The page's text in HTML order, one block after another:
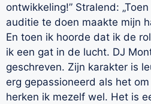
ontwikkeling!” Stralend:
auditie te doen maakte mijn
En toen ik hoorde dat ik de
ik een gat in de lucht. DJ
geschreven. Zijn karakter is
erg gepassioneerd als het
herken ik mezelf wel. Het is